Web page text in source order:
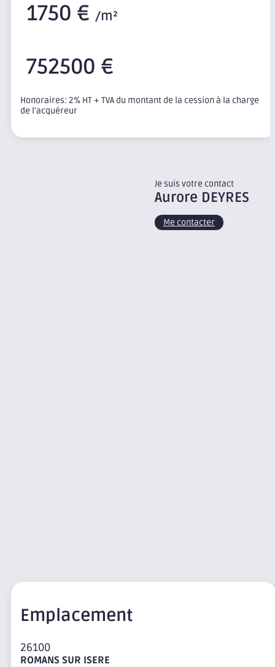
1750 € /m²
752500 €
Honoraires: 2% HT + TVA du montant de la cession à la charge
de l'acquéreur
Je suis votre contact
Aurore DEYRES
Me contacter
Emplacement
26100
ROMANS SUR ISERE